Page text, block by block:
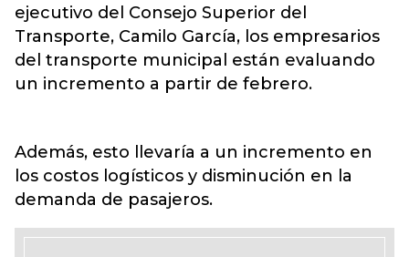
ejecutivo del Consejo Superior del
Transporte, Camilo García, los empresarios
del transporte municipal están evaluando
un incremento a partir de febrero.
Además, esto llevaría a un incremento en
los costos logísticos y disminución en la
demanda de pasajeros.